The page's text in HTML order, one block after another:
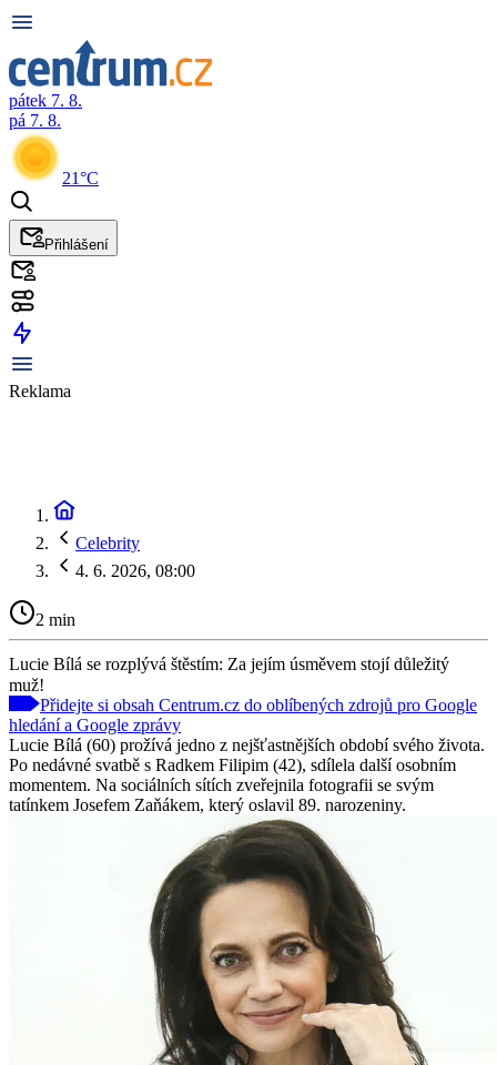
pátek 7. 8.
pá 7. 8.
21°C
Přihlášení
Reklama
Celebrity
4. 6. 2026, 08:00
2 min
Lucie Bílá se rozplývá štěstím: Za jejím úsměvem stojí důležitý
muž!
Přidejte si obsah Centrum.cz do oblíbených zdrojů pro Google
hledání a Google zprávy
Lucie Bílá (60) prožívá jedno z nejšťastnějších období svého života.
Po nedávné svatbě s Radkem Filipim (42), sdílela další osobním
momentem. Na sociálních sítích zveřejnila fotografii se svým
tatínkem Josefem Zaňákem, který oslavil 89. narozeniny.